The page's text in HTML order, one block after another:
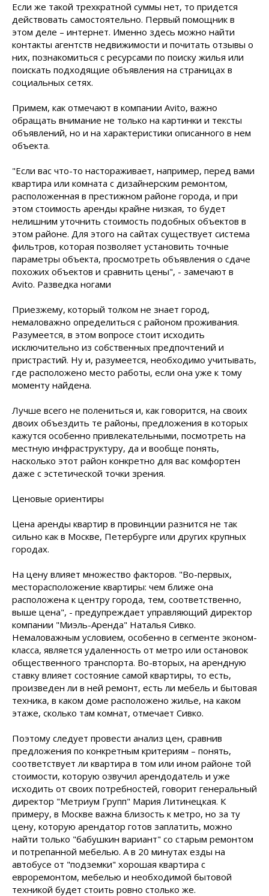
Если же такой трехкратной суммы нет, то придется
действовать самостоятельно. Первый помощник в
этом деле – интернет. Именно здесь можно найти
контакты агентств недвижимости и почитать отзывы о
них, познакомиться с ресурсами по поиску жилья или
поискать подходящие объявления на страницах в
социальных сетях.
Примем, как отмечают в компании Avito, важно
обращать внимание не только на картинки и тексты
объявлений, но и на характеристики описанного в нем
объекта.
"Если вас что-то настораживает, например, перед вами
квартира или комната с дизайнерским ремонтом,
расположенная в престижном районе города, и при
этом стоимость аренды крайне низкая, то будет
нелишним уточнить стоимость подобных объектов в
этом районе. Для этого на сайтах существует система
фильтров, которая позволяет установить точные
параметры объекта, просмотреть объявления о сдаче
похожих объектов и сравнить цены", - замечают в
Avito. Разведка ногами
Приезжему, который толком не знает город,
немаловажно определиться с районом проживания.
Разумеется, в этом вопросе стоит исходить
исключительно из собственных предпочтений и
пристрастий. Ну и, разумеется, необходимо учитывать,
где расположено место работы, если она уже к тому
моменту найдена.
Лучше всего не полениться и, как говорится, на своих
двоих объездить те районы, предложения в которых
кажутся особенно привлекательными, посмотреть на
местную инфраструктуру, да и вообще понять,
насколько этот район конкретно для вас комфортен
даже с эстетической точки зрения.
Ценовые ориентиры
Цена аренды квартир в провинции разнится не так
сильно как в Москве, Петербурге или других крупных
городах.
На цену влияет множество факторов. "Во-первых,
месторасположение квартиры: чем ближе она
расположена к центру города, тем, соответственно,
выше цена", - предупреждает управляющий директор
компании "Миэль-Аренда" Наталья Сивко.
Немаловажным условием, особенно в сегменте эконом-
класса, является удаленность от метро или остановок
общественного транспорта. Во-вторых, на арендную
ставку влияет состояние самой квартиры, то есть,
произведен ли в ней ремонт, есть ли мебель и бытовая
техника, в каком доме расположено жилье, на каком
этаже, сколько там комнат, отмечает Сивко.
Поэтому следует провести анализ цен, сравнив
предложения по конкретным критериям – понять,
соответствует ли квартира в том или ином районе той
стоимости, которую озвучил арендодатель и уже
исходить от своих потребностей, говорит генеральный
директор "Метриум Групп" Мария Литинецкая. К
примеру, в Москве важна близость к метро, но за ту
цену, которую арендатор готов заплатить, можно
найти только "бабушкин вариант" со старым ремонтом
и потрепанной мебелью. А в 20 минутах езды на
автобусе от "подземки" хорошая квартира с
евроремонтом, мебелью и необходимой бытовой
техникой будет стоить ровно столько же.